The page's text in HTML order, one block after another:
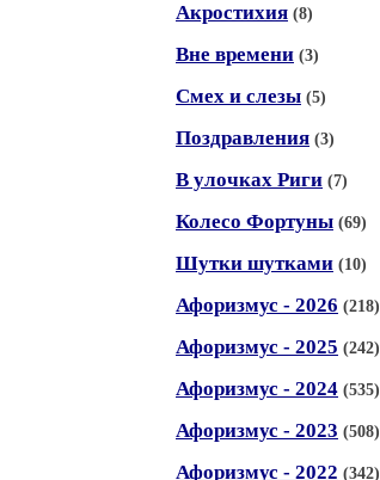
Акростихия (8)
Вне времени (3)
Смех и слезы (5)
Поздравления (3)
В улочках Риги (7)
Колесо Фортуны (69)
Шутки шутками (10)
Афоризмус - 2026 (218)
Афоризмус - 2025 (242)
Афоризмус - 2024 (535)
Афоризмус - 2023 (508)
Афоризмус - 2022 (342)